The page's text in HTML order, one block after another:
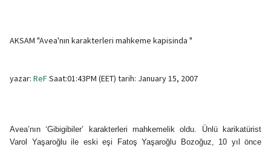
AKSAM "Avea'nın karakterleri mahkeme kapisinda "
yazar: ReFSaat:01:43PM (EET) tarih: January 15, 2007
Avea’nın ‘Gibigibiler’ karakterleri mahkemelik oldu. Ünlü karikatürist
Varol Yaşaroğlu ile eski eşi Fatoş Yaşaroğlu Bozoğuz, 10 yıl önce